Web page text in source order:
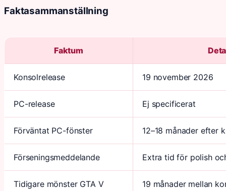
Faktasammanställning
Faktum
Konsolrelease 19 november 2026
PC-release Ej specificerat
Förväntat PC-fönster 12–18 månader efter
Förseningsmeddelande Extra tid för polish
Tidigare mönster GTA V 19 månader mellan